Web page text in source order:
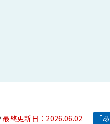
最終更新日：2026.06.02 「